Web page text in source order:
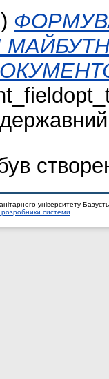
університету
системи